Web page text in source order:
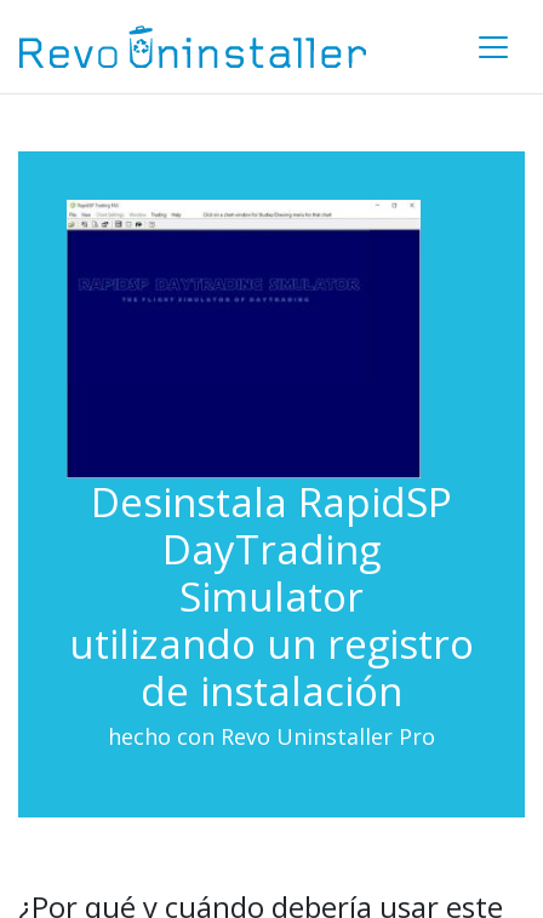
Desinstala RapidSP
DayTrading
Simulator
utilizando un registro
de instalación
hecho con Revo Uninstaller Pro
¿Por qué y cuándo debería usar este